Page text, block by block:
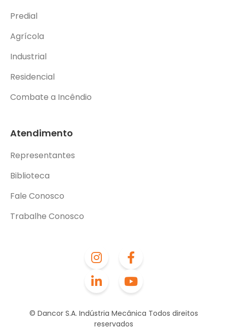
© Dancor S.A. Indústria Mecânica Todos direitos
reservados
Predial
Agrícola
Industrial
Residencial
Combate a Incêndio
Atendimento
Representantes
Biblioteca
Fale Conosco
Trabalhe Conosco